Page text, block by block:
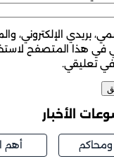
بريدي الإلكتروني،
في هذا المتصفح
في تعليقي.
الأخبار
أهم